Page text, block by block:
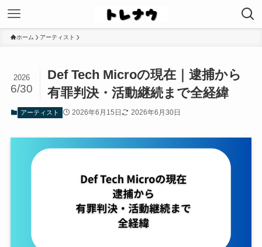
ホーム アーティスト
Def Tech Microの現在｜逮捕から
有罪判決・活動継続まで全経緯
2026
6/30
アーティスト 2026年6月15日 2026年6月30日